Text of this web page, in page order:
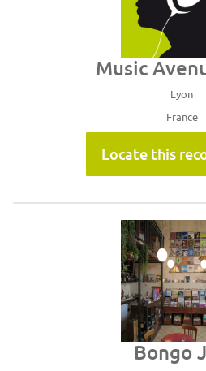
Music
Lyon
France
Locate this
Bongo